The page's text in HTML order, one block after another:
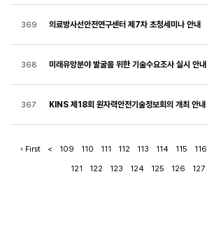
369 의료방사선안전연구센터 제7차 초청세미나 안내
368 미래유망분야 발굴을 위한 기술수요조사 실시 안내
367 KINS 제18회 원자력안전기술정보회의 개최 안내
‹ First < 109 110 111 112 113 114 115 116
121
122 123 124 125 126 127